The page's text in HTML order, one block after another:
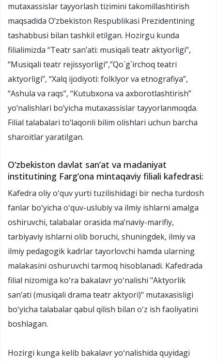
mutaxassislar tayyorlash tizimini takomillashtirish
maqsadida O’zbekiston Respublikasi Prezidentining
tashabbusi bilan tashkil etilgan. Hozirgu kunda
filialimizda “Teatr san’ati: musiqali teatr aktyorligi”,
“Musiqali teatr rejissyorligi”,”Qo`g`irchoq teatri
aktyorligi”, “Xalq ijodiyoti: folklyor va etnografiya”,
“Ashula va raqs”, “Kutubxona va axborotlashtirish”
yo’nalishlari bo’yicha mutaxassislar tayyorlanmoqda.
Filial talabalari to’laqonli bilim olishlari uchun barcha
sharoitlar yaratilgan.
O‘zbekiston davlat sanʼat va madaniyat
institutining Farg‘ona mintaqaviy filiali kafedrasi:
Kafedra oliy oʻquv yurti tuzilishidagi bir necha turdosh
fanlar boʻyicha oʻquv-uslubiy va ilmiy ishlarni amalga
oshiruvchi, talabalar orasida maʼnaviy-marifiy,
tarbiyaviy ishlarni olib boruchi, shuningdek, ilmiy va
ilmiy pedagogik kadrlar tayorlovchi hamda ularning
malakasini oshuruvchi tarmoq hisoblanadi. Kafedrada
filial nizomiga koʻra bakalavr yoʻnalishi "Aktyorlik
sanʼati (musiqali drama teatr aktyori)" mutaxasisligi
boʻyicha talabalar qabul qilish bilan oʻz ish faoliyatini
boshlagan.
Hozirgi kunga kelib bakalavr yoʻnalishida quyidagi